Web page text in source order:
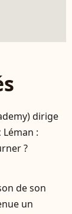
dirige
:
?
de son
un